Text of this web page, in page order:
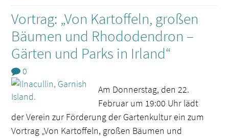
Vortrag: „Von Kartoffeln, großen
Bäumen und Rhododendron –
Gärten und Parks in Irland“
0
Am Donnerstag, den 22.
Februar um 19:00 Uhr lädt
der Verein zur Förderung der Gartenkultur ein zum
Vortrag „Von Kartoffeln, großen Bäumen und